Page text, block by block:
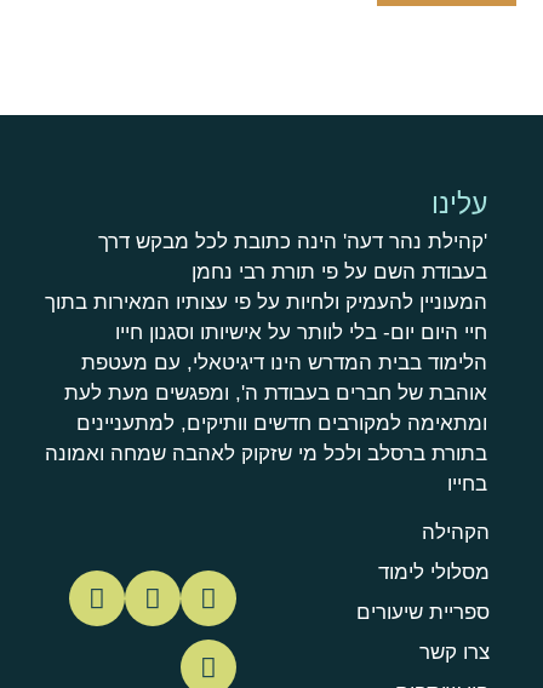
עלינו
'קהילת נהר דעה' הינה כתובת לכל מבקש דרך
בעבודת השם על פי תורת רבי נחמן
המעוניין להעמיק ולחיות על פי עצותיו המאירות בתוך
חיי היום יום- בלי לוותר על אישיותו וסגנון חייו
הלימוד בבית המדרש הינו דיגיטאלי, עם מעטפת
אוהבת של חברים בעבודת ה', ומפגשים מעת לעת
ומתאימה למקורבים חדשים וותיקים, למתעניינים
בתורת ברסלב ולכל מי שזקוק לאהבה שמחה ואמונה
בחייו
הקהילה
מסלולי לימוד
ספריית שיעורים
צרו קשר